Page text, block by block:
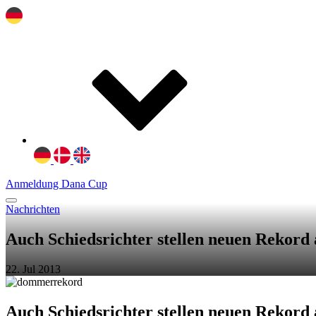
Anmeldung Dana Cup
Nachrichten
Auch Schiedsrichter stellen neuen Rekord
22. Jul 2013
Auch Schiedsrichter stellen neuen Rekord